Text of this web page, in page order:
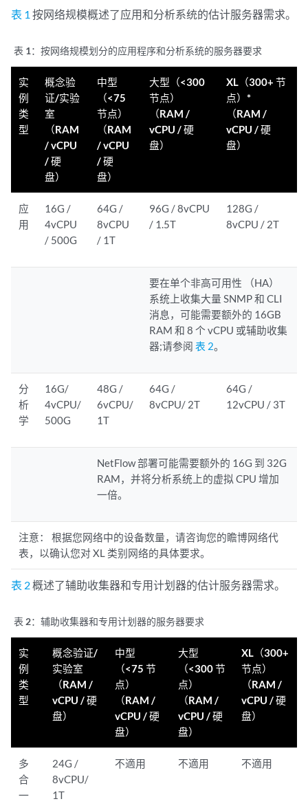
表 1 按网络规模概述了应用和分析系统的估计服务器需求。
表 1： 按网络规模划分的应用程序和分析系统的服务器要求
实
例
类
型
概念验
证/实验
室
（RAM
/ vCPU
/ 硬
盘）
中型
（<75
节点）
（RAM
/ vCPU
/ 硬
盘）
大型（<300
节点）
（RAM /
vCPU / 硬
盘）
XL（300+ 节
点）*
（RAM /
vCPU / 硬
盘）
应
用
16G /
4vCPU
/ 500G
64G /
8vCPU
/ 1T
96G / 8vCPU
/ 1.5T
128G /
8vCPU / 2T
要在单个非高可用性 （HA）
系统上收集大量 SNMP 和 CLI
消息，可能需要额外的 16GB
RAM 和 8 个 vCPU 或辅助收集
器;请参阅表 2。
分
析
学
16G/
4vCPU/
500G
48G /
6vCPU/
1T
64G /
8vCPU/ 2T
64G /
12vCPU / 3T
NetFlow 部署可能需要额外的 16G 到 32G
RAM，并将分析系统上的虚拟 CPU 增加
一倍。
注意：
根据您网络中的设备数量，请咨询您的瞻博网络代
表，以确认您对 XL 类别网络的具体要求。
表 2概述了辅助收集器和专用计划器的估计服务器需求。
表 2： 辅助收集器和专用计划器的服务器要求
实
例
类
型
概念验证/
实验室
（RAM /
vCPU / 硬
盘）
中型
（<75 节
点）
（RAM /
vCPU / 硬
盘）
大型
（<300 节
点）
（RAM /
vCPU / 硬
盘）
XL（300+
节点）
（RAM /
vCPU / 硬
盘）
多
合
一
24G /
8vCPU/
1T
不適用 不適用 不適用